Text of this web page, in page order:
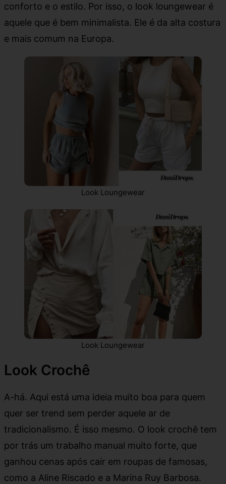
conforto e o estilo. Por isso, o look loungewear é
aquele que é bem minimalista. Ele é da alta costura
e mais comum na Europa.
Look Loungewear
Look Loungewear
Look Crochê
A-há. Aqui está uma ideia muito boa para quem
quer ser trend sem perder aquele ar de
tradicionalismo. É isso mesmo. O look crochê tem
por trás um trabalho manual muito forte, que
ganhou cenas após cair em roupas de famosas,
como a Aline Riscado e a Marina Ruy Barbosa.